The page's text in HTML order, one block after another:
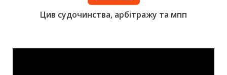
Цив судочинства, арбітражу та мпп